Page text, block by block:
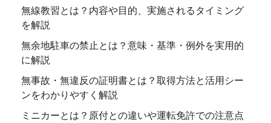
無線教習とは？内容や目的、実施されるタイミング
を解説
無余地駐車の禁止とは？意味・基準・例外を実用的
に解説
無事故・無違反の証明書とは？取得方法と活用シー
ンをわかりやすく解説
ミニカーとは？原付との違いや運転免許での注意点